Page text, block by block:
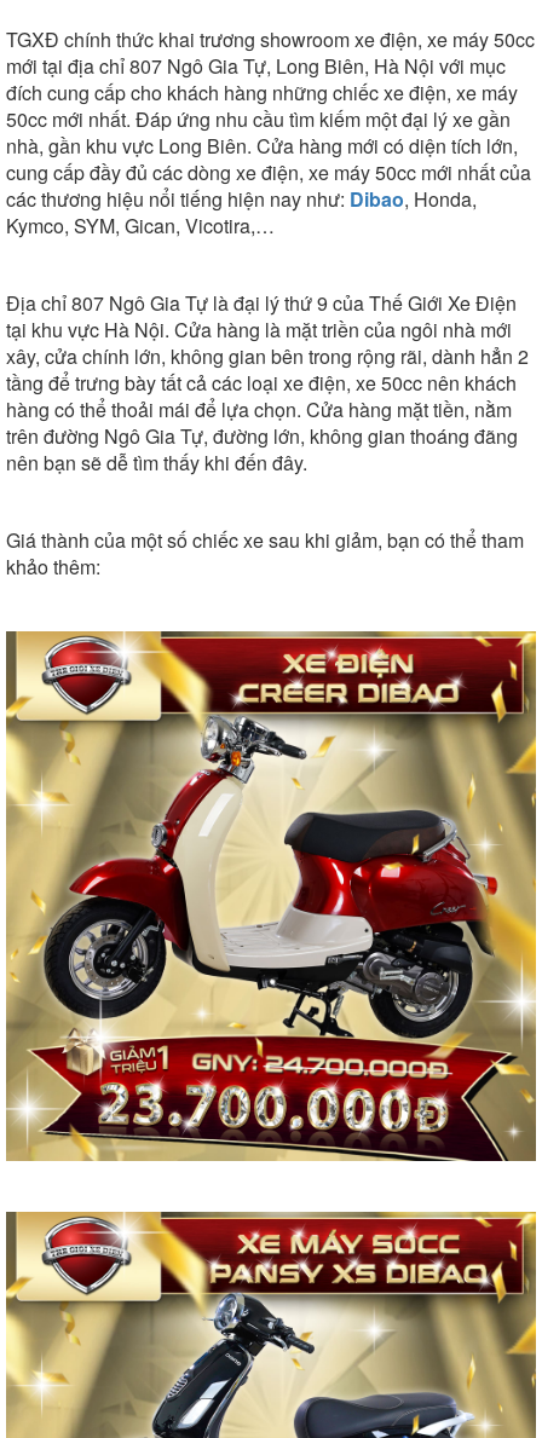
TGXĐ chính thức khai trương showroom xe điện, xe máy 50cc
mới tại địa chỉ 807 Ngô Gia Tự, Long Biên, Hà Nội với mục
đích cung cấp cho khách hàng những chiếc xe điện, xe máy
50cc mới nhất. Đáp ứng nhu cầu tìm kiếm một đại lý xe gần
nhà, gần khu vực Long Biên. Cửa hàng mới có diện tích lớn,
cung cấp đầy đủ các dòng xe điện, xe máy 50cc mới nhất của
các thương hiệu nổi tiếng hiện nay như: Dibao, Honda,
Kymco, SYM, Gican, Vicotira,…
Địa chỉ 807 Ngô Gia Tự là đại lý thứ 9 của Thế Giới Xe Điện
tại khu vực Hà Nội. Cửa hàng là mặt triền của ngôi nhà mới
xây, cửa chính lớn, không gian bên trong rộng rãi, dành hẳn 2
tầng để trưng bày tất cả các loại xe điện, xe 50cc nên khách
hàng có thể thoải mái để lựa chọn. Cửa hàng mặt tiền, nằm
trên đường Ngô Gia Tự, đường lớn, không gian thoáng đãng
nên bạn sẽ dễ tìm thấy khi đến đây.
Giá thành của một số chiếc xe sau khi giảm, bạn có thể tham
khảo thêm: